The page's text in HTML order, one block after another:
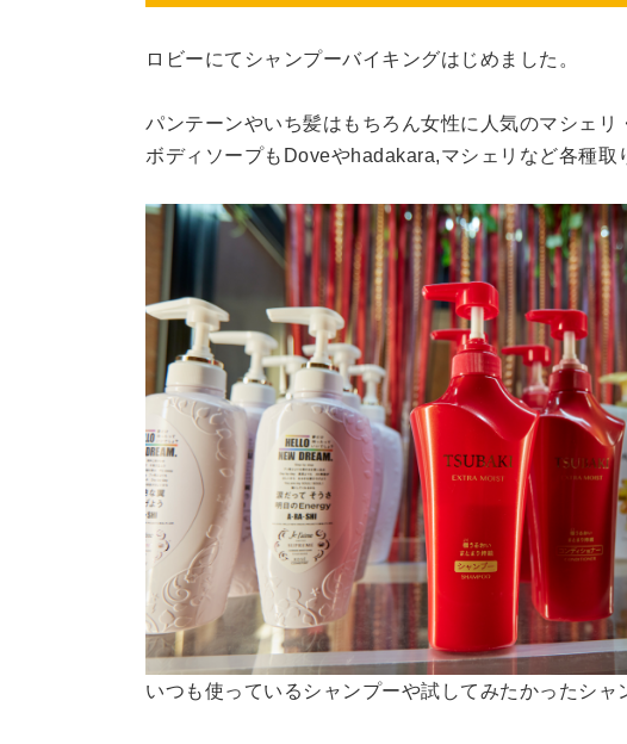
ロビーにてシャンプーバイキングはじめました。
パンテーンやいち髪はもちろん女性に人気のマシェリ
ボディソープもDoveやhadakara,マシェリなど各種取
いつも使っているシャンプーや試してみたかったシャ